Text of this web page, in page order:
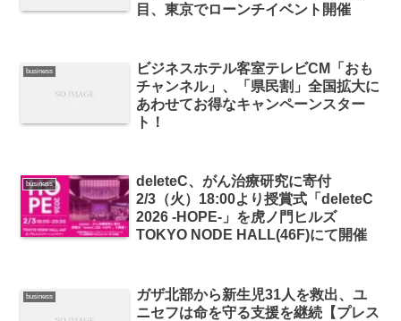
目、東京でローンチイベント開催
business
ビジネスホテル客室テレビCM「おも
チャンネル」、「県民割」全国拡大に
あわせてお得なキャンペーンスター
ト！
business
deleteC、がん治療研究に寄付
2/3（火）18:00より授賞式「deleteC
2026 -HOPE-」を虎ノ門ヒルズ
TOKYO NODE HALL(46F)にて開催
business
ガザ北部から新生児31人を救出、ユ
ニセフは命を守る支援を継続【プレス